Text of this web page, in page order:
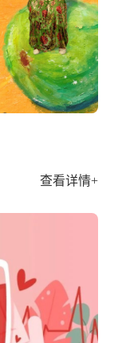
查看详情+